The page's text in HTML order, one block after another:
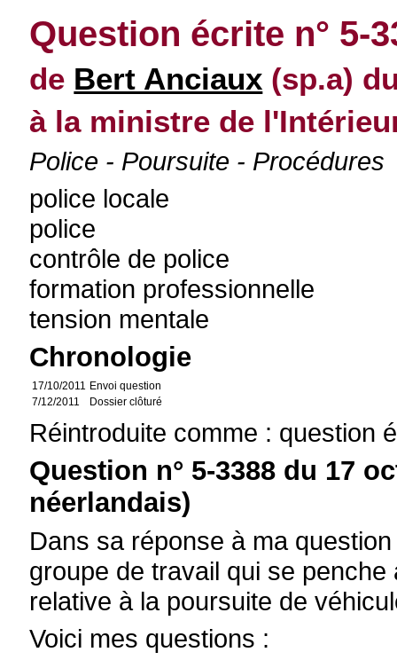
Question écrite n° 5-
de Bert Anciaux (sp.a)
à la ministre de
Police - Poursuite - Procédures
police locale
police
contrôle de police
formation professionnelle
tension mentale
Chronologie
17/10/2011 Envoi question
7/12/2011
Dossier clôturé
Réintroduite comme : question
Question n° 5-3388 du 17
néerlandais)
Dans sa réponse à ma
groupe de travail qui se
relative à la poursuite de
Voici mes questions :